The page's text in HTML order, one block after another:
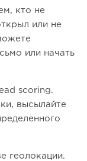
кто не
или не
или начать
scoring.
высылайте
геолокации.